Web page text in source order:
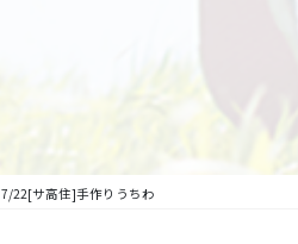
7/22[サ高住]手作りうちわ